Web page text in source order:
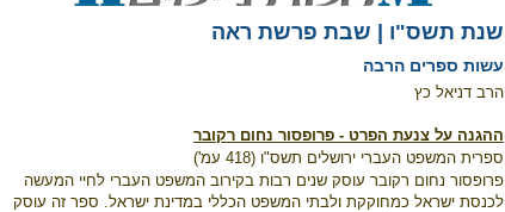
שנת תשס"ו | שבת פרשת ראה
עשות ספרים הרבה
הרב דניאל כץ
ההגנה על צנעת הפרט - פרופסור נחום רקובר
ספרית המשפט העברי ירושלים תשס"ו (418 עמ')
פרופסור נחום רקובר עוסק שנים רבות בקירוב המשפט העברי לחיי המעשה
לכנסת ישראל כמחוקקת ולבתי המשפט הכללי במדינת ישראל. ספר זה עוסק